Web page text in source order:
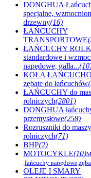
DONGHUA
specjalne,
drzewny(16)
ŁAŃCUCHY
TRANSPORTOWE
ŁAŃCUCHY
standardowe i
napędowe, galla...
KOŁA
zębate do łańcuchów
ŁAŃCUCHY do
rolniczych(2801)
DONGHUA
przemysłowe(258)
Rozruszniki do
rolniczych(71)
BHP(2)
MOTOCYKLE(10)
,łańcuchy
OLEJE I SMARY